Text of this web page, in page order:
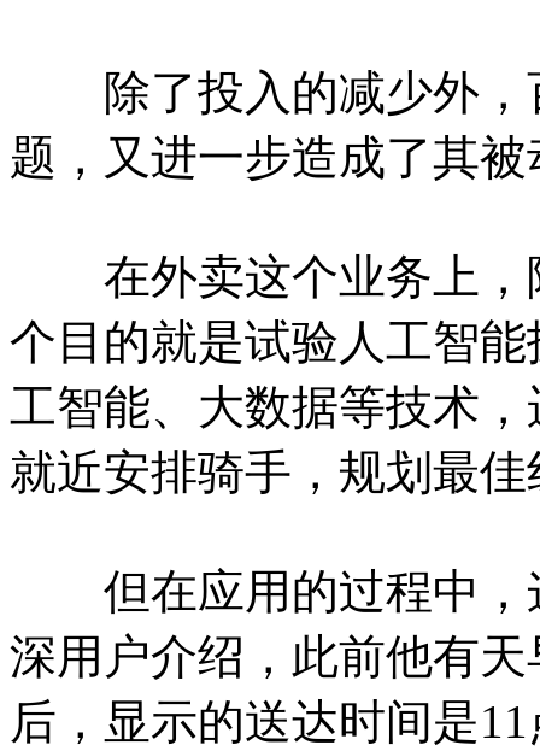
除了投入的减少外，
题，又进一步造成了其
在外卖这个业务上，
个目的就是试验人工智
工智能、大数据等技术
就近安排骑手，规划最
但在应用的过程中，
深用户介绍，此前他有
后，显示的送达时间是